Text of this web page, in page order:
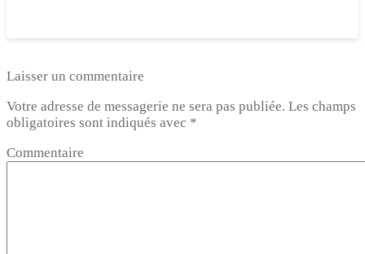
Laisser un commentaire
Votre adresse de messagerie ne sera pas publiée. Les champs
obligatoires sont indiqués avec *
Commentaire